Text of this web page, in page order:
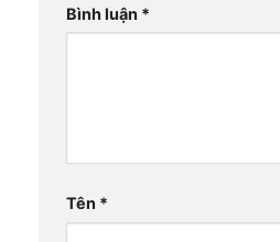
Bình luận *
Tên *